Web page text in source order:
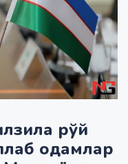
рўй
одамлар